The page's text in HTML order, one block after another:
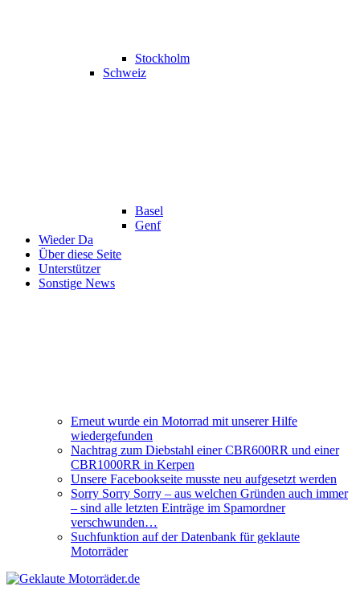
Stockholm
Schweiz
Basel
Genf
Wieder Da
Über diese Seite
Unterstützer
Sonstige News
Erneut wurde ein Motorrad mit unserer Hilfe
wiedergefunden
Nachtrag zum Diebstahl einer CBR600RR und einer
CBR1000RR in Kerpen
Unsere Facebookseite musste neu aufgesetzt werden
Sorry Sorry Sorry – aus welchen Gründen auch immer
– sind alle letzten Einträge im Spamordner
verschwunden…
Suchfunktion auf der Datenbank für geklaute
Motorräder